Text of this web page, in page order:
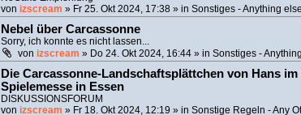
von izscream » Fr 25. Okt 2024, 17:38» in Sonstiges - Anything else
Nebel über Carcassonne
Sorry, ich konnte es nicht lassen...
von izscream » Do 24. Okt 2024, 16:44» in Sonstiges -
Die Carcassonne-Landschaftsplättchen von Hans
Spielemesse in Essen
DISKUSSIONSFORUM
von izscream » Fr 18. Okt 2024, 12:19 » in Sonstige Regeln - Any